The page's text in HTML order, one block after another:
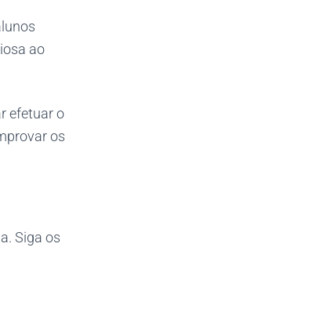
ao
efetuar o
os
Siga os